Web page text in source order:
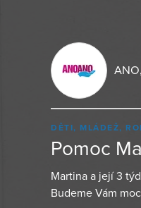
DĚTI, MLÁDEŽ,
Pomoc
Martina a její 3
Budeme Vám